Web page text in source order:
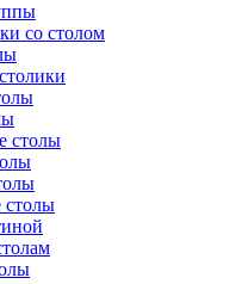
со столом
столы